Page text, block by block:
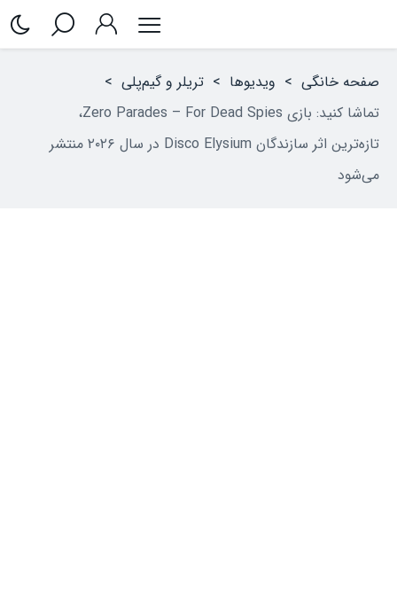
صفحه خانگی > ویدیوها > تریلر و گیم‌پلی >
تماشا کنید: بازی Zero Parades – For Dead Spies،
تازه‌ترین اثر سازندگان Disco Elysium در سال ۲۰۲۶ منتشر
می‌شود